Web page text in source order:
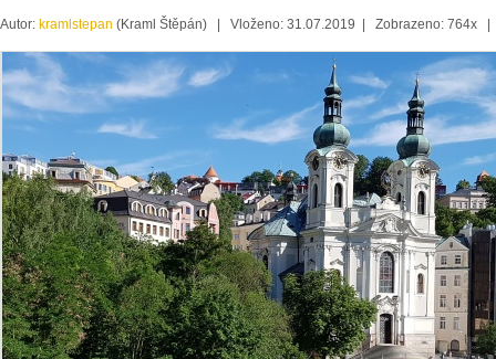
Autor: kramlstepan (Kraml Štěpán) | Vloženo: 31.07.2019 | Zobrazeno: 764x |